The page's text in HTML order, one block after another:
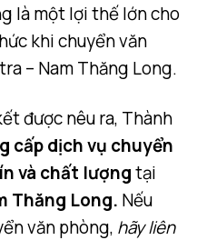
là một lợi thế lớn cho
khi chuyển văn
– Nam Thăng Long.
được nêu ra, Thành
cấp dịch vụ chuyển
và chất lượngtại
Thăng Long. Nếu
văn phòng, hãy liên